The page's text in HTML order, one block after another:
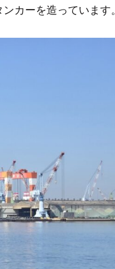
カーを造っています。